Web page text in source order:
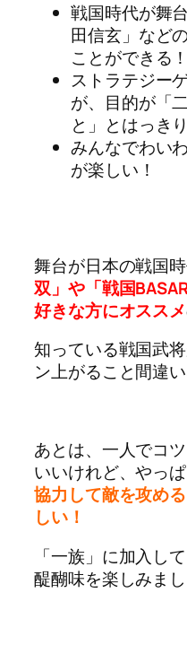
戦国時代が舞
田信玄」など
ことができる！
ストラテジー
が、目的が「
と」とはっき
みんなでわい
が楽しい！
舞台が日本の戦国時
双」や「戦国
好きな方にオススメ
知っている戦国武
ン上がること間違
あとは、一人でコ
いいけれど、やっ
協力して敵を攻め
しい！
「一族」に加入し
醍醐味を楽しみま